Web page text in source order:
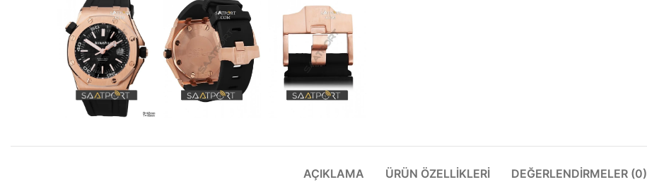
AÇIKLAMA ÜRÜN ÖZELLIKLERI DEĞERLENDIRMELER (0)